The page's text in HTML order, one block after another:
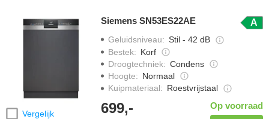
Vergelijk
Siemens SN53ES22AE A
Geluidsniveau: Stil - 42 dB
Bestek: Korf
Droogtechniek: Condens
Hoogte: Normaal
Kuipmateriaal: Roestvrijstaal
699,- Op voorraad